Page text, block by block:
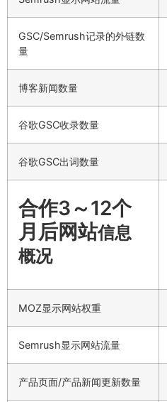
GSC/Semrush记录的外链数
量
博客新闻数量
谷歌GSC收录数量
谷歌GSC出词数量
合作3～12个
月后网站信息
概况
MOZ显示网站权重
Semrush显示网站流量
产品页面/产品新闻更新数量